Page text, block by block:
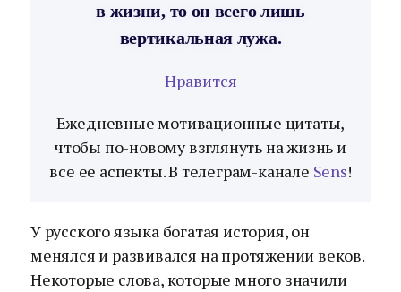
в жизни, то он всего лишь
вертикальная лужа.
Нравится
Ежедневные мотивационные цитаты,
чтобы по-новому взглянуть на жизнь и
все ее аспекты. В телеграм-канале Sens!
У русского языка богатая история, он
менялся и развивался на протяжении веков.
Некоторые слова, которые много значили